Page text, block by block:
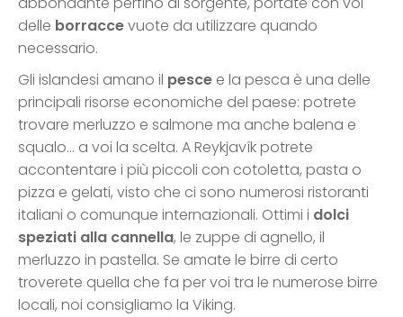
delle borraccevuote da utilizzare quando
necessario.
Gli islandesi amano il pesce e la pesca è una delle
principali risorse economiche del paese: potrete
trovare merluzzo e salmone ma anche balena e
squalo… a voi la scelta. A Reykjavík potrete
accontentare i più piccoli con cotoletta, pasta o
pizza e gelati, visto che ci sono numerosi ristoranti
italiani o comunque internazionali. Ottimi i dolci
speziati alla cannella, le zuppe di agnello, il
merluzzo in pastella. Se amate le birre di certo
troverete quella che fa per voi tra le numerose birre
locali, noi consigliamo la Viking.